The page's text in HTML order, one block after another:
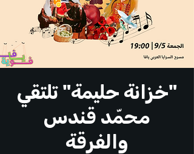
"خزانة حليمة" تلتقي
محمّد قندس
والفرقة